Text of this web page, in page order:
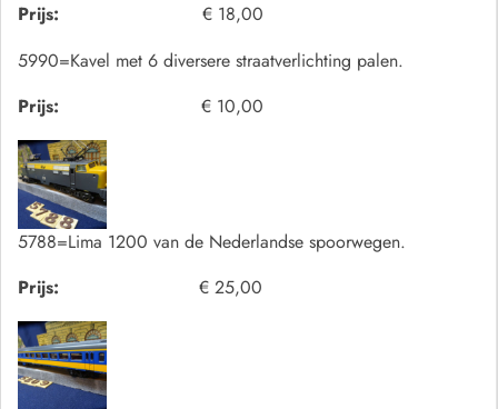
Prijs:
€ 18,00
5990=Kavel met 6 diversere straatverlichting palen.
Prijs:
€ 10,00
5788=Lima 1200 van de Nederlandse spoorwegen.
Prijs:
€ 25,00